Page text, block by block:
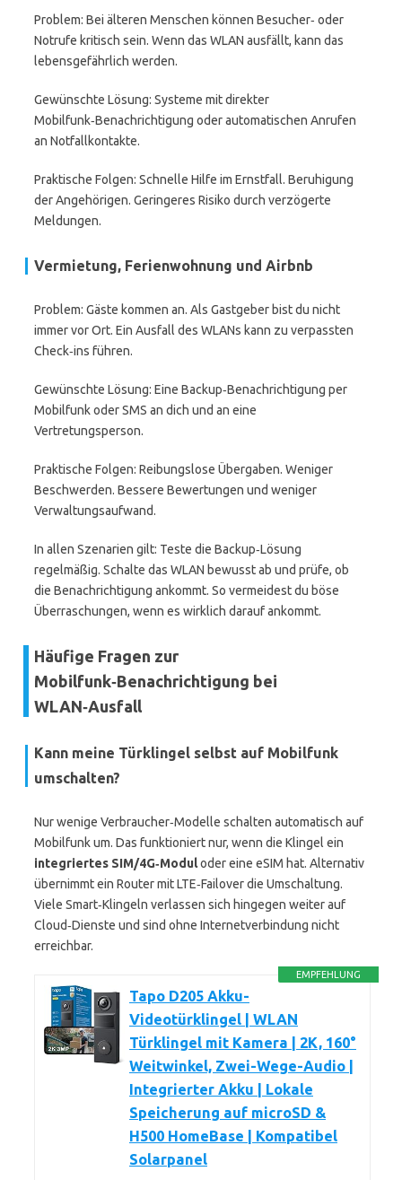
Problem: Bei älteren Menschen können Besucher‑ oder
Notrufe kritisch sein. Wenn das WLAN ausfällt, kann das
lebensgefährlich werden.
Gewünschte Lösung: Systeme mit direkter
Mobilfunk‑Benachrichtigung oder automatischen Anrufen
an Notfallkontakte.
Praktische Folgen: Schnelle Hilfe im Ernstfall. Beruhigung
der Angehörigen. Geringeres Risiko durch verzögerte
Meldungen.
Vermietung, Ferienwohnung und Airbnb
Problem: Gäste kommen an. Als Gastgeber bist du nicht
immer vor Ort. Ein Ausfall des WLANs kann zu verpassten
Check‑ins führen.
Gewünschte Lösung: Eine Backup‑Benachrichtigung per
Mobilfunk oder SMS an dich und an eine
Vertretungsperson.
Praktische Folgen: Reibungslose Übergaben. Weniger
Beschwerden. Bessere Bewertungen und weniger
Verwaltungsaufwand.
In allen Szenarien gilt: Teste die Backup‑Lösung
regelmäßig. Schalte das WLAN bewusst ab und prüfe, ob
die Benachrichtigung ankommt. So vermeidest du böse
Überraschungen, wenn es wirklich darauf ankommt.
Häufige Fragen zur
Mobilfunk‑Benachrichtigung bei
WLAN‑Ausfall
Kann meine Türklingel selbst auf Mobilfunk
umschalten?
Nur wenige Verbraucher‑Modelle schalten automatisch auf
Mobilfunk um. Das funktioniert nur, wenn die Klingel ein
integriertes SIM/4G‑Moduloder eine eSIM hat. Alternativ
übernimmt ein Router mit LTE‑Failover die Umschaltung.
Viele Smart‑Klingeln verlassen sich hingegen weiter auf
Cloud‑Dienste und sind ohne Internetverbindung nicht
erreichbar.
EMPFEHLUNG
Tapo D205 Akku-
Videotürklingel | WLAN
Türklingel mit Kamera | 2K, 160°
Weitwinkel, Zwei-Wege-Audio |
Integrierter Akku | Lokale
Speicherung auf microSD &
H500 HomeBase | Kompatibel
Solarpanel